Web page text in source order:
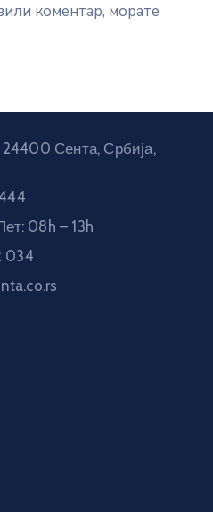
коментар, морате
24400 Сента, Србија,
08h – 13h
034